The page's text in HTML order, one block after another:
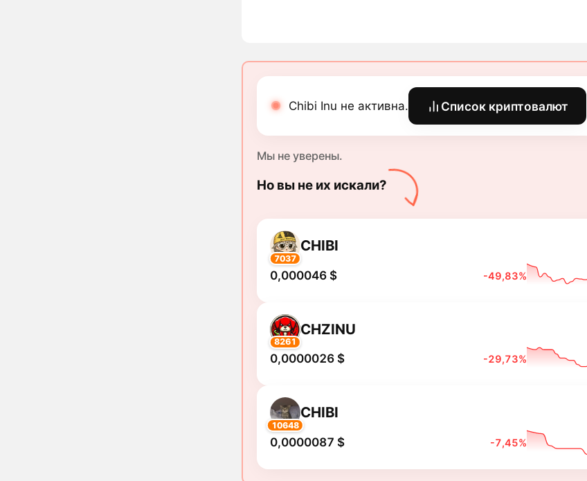
Chibi Inu не активна. Список криптовалют
Мы не уверены.
Но вы не их искали?
7037
CHIBI
0,000046 $ -49,83%
8261
CHZINU
0,0000026 $ -29,73%
10648
CHIBI
0,0000087 $ -7,45%